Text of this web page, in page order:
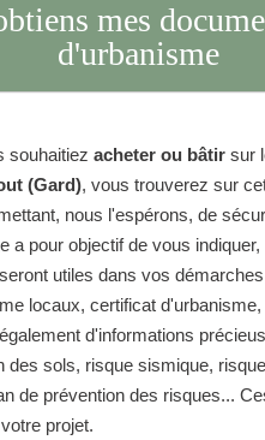
mes
d'urbanisme
souhaitiez acheter ou bâtir sur
(Gard), vous trouverez sur
nous l'espérons, de
a pour objectif de vous
utiles dans vos
locaux, certificat
d'informations
des sols, risque sismique,
de prévention des risques...
projet.